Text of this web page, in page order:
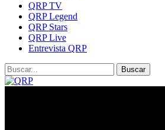
QRP TV
QRP Legend
QRP Stars
QRP Live
Entrevista QRP